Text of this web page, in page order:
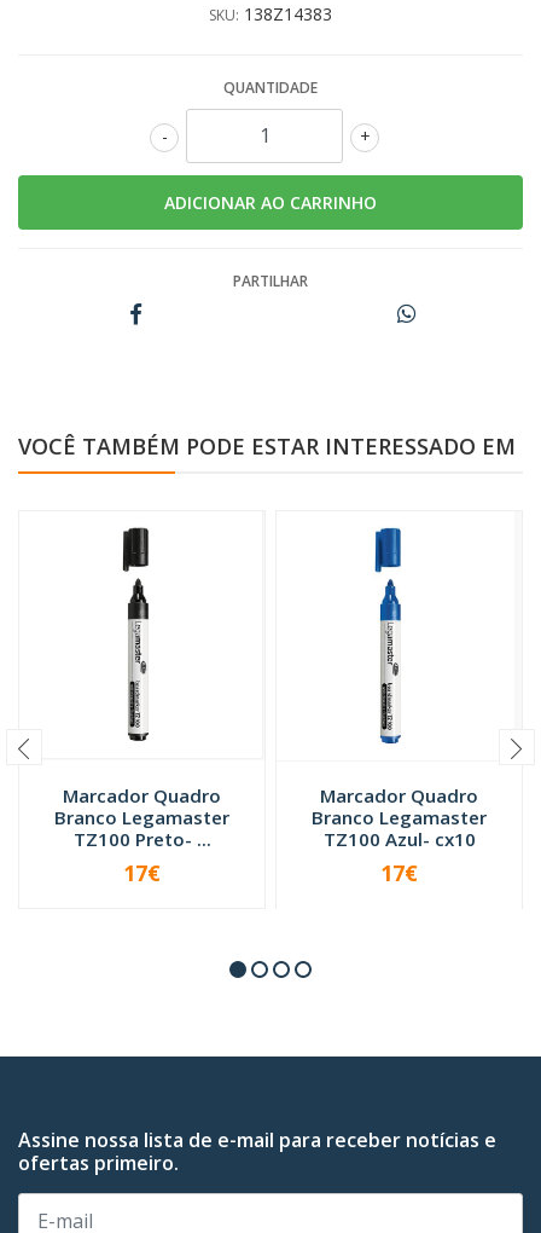
SKU: 138Z14383
QUANTIDADE
+
-
PARTILHAR
VOCÊ TAMBÉM PODE ESTAR INTERESSADO EM
Marcador Quadro
Branco Legamaster
TZ100 Preto- ...
+
17€
Marcador Quadro
Branco Legamaster
TZ100 Azul- cx10
+
17€
Assine nossa lista de e-mail para receber notícias e
ofertas primeiro.